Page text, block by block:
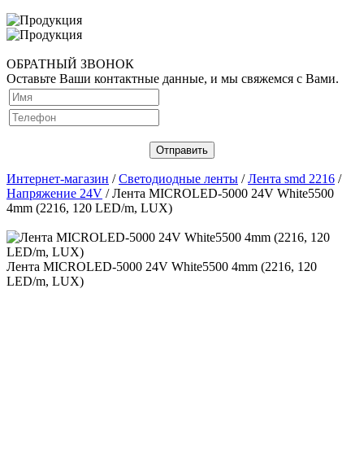
ОБРАТНЫЙ ЗВОНОК
Оставьте Ваши контактные данные, и мы свяжемся с Вами.
Интернет-магазин /Светодиодные ленты /Лента smd 2216 /
Напряжение 24V / Лента MICROLED-5000 24V White5500
4mm (2216, 120 LED/m, LUX)
Лента MICROLED-5000 24V White5500 4mm (2216, 120
LED/m, LUX)